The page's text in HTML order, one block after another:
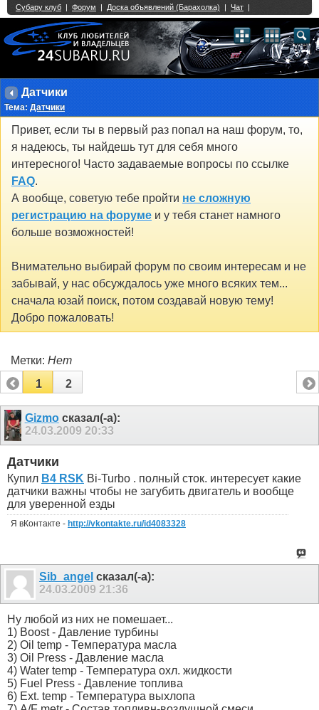
Датчики
Тема: Датчики
Привет, если ты в первый раз попал на наш форум, то,
я надеюсь, ты найдешь тут для себя много
интересного! Часто задаваемые вопросы по ссылке
FAQ.
А вообще, советую тебе пройти не сложную
регистрацию на форуме и у тебя станет намного
больше возможностей!
Внимательно выбирай форум по своим интересам и не
забывай, у нас обсуждалось уже много всяких тем...
сначала юзай поиск, потом создавай новую тему!
Добро пожаловать!
Метки: Нет
1
2
Gizmoсказал(-а):
24.03.2009 20:33
Датчики
Купил B4 RSK Bi-Turbo . полный сток. интересует какие
датчики важны чтобы не загубить двигатель и вообще
для уверенной езды
Я вКонтакте - http://vkontakte.ru/id4083328
Sib_angel сказал(-а):
24.03.2009 21:36
Ну любой из них не помешает...
1) Boost - Давление турбины
2) Oil temp - Температура масла
3) Oil Press - Давление масла
4) Water temp - Температура охл. жидкости
5) Fuel Press - Давление топлива
6) Ext. temp - Температура выхлопа
Single Sign On provided byvBSSO
2 3 4 5 6 7 8 9 10 11 12 13 14 15 16 17 18 21 22 23 24 25 26
27 28 29 30 31 32 33 34 35 36 37 38 39 40 41 42 43